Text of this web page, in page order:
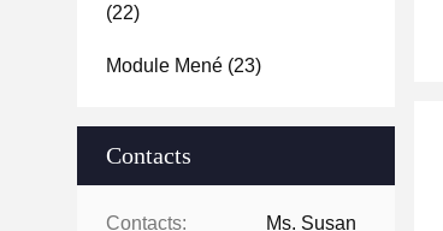
(22)
Module Mené (23)
Contacts
Contacts: Ms. Susan